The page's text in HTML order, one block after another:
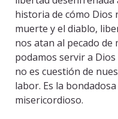
historia de cómo Dios
muerte y el diablo,
nos atan al pecado de
podamos servir a
no es cuestión de
labor. Es la
misericordioso.